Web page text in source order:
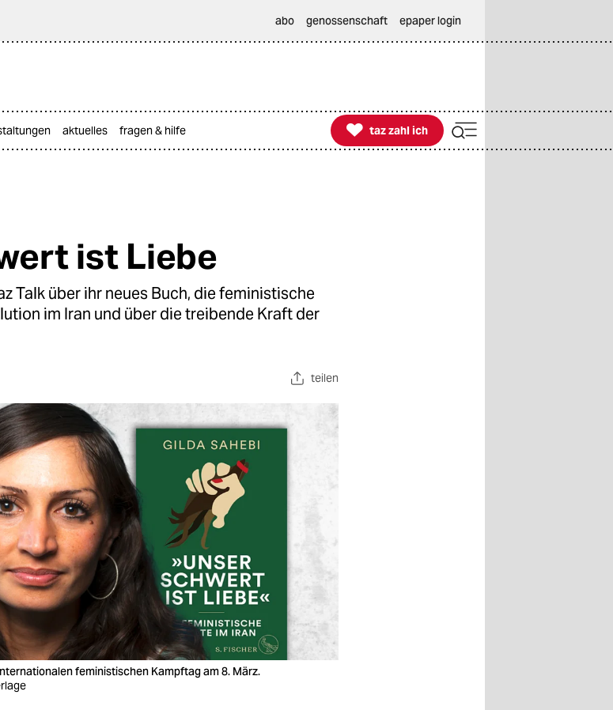
abo genossenschaft epaper login
aktuelles fragen & hilfe 
taz zahl ich
taz zahl ich
ist Liebe
Talk über ihr neues Buch, die feministische
im Iran und über die treibende Kraft der
teilen
feministischen Kampftag am 8. März.